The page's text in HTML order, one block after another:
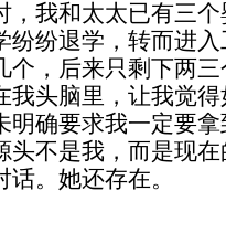
，我和太太已有三
纷纷退学，转而进
个，后来只剩下两
我头脑里，让我觉
明确要求我一定要
头不是我，而是现
话。她还存在。